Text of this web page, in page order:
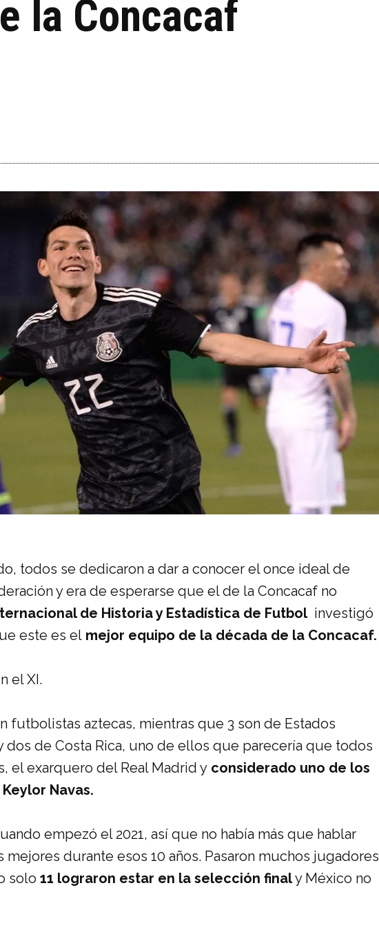
la Concacaf
todos se dedicaron a dar a conocer el once ideal de
y era de esperarse que el de la Concacaf no
de Historia y Estadística de Futbolinvestigó
este es el mejor equipo de la década de la Concacaf.
el XI.
futbolistas aztecas, mientras que 3 son de Estados
dos de Costa Rica, uno de ellos que parecería que todos
el exarquero del Real Madrid y considerado uno de los
Navas.
empezó el 2021, así que no había más que hablar
durante esos 10 años. Pasaron muchos jugadores
solo 11 lograron estar en la selección finaly México no